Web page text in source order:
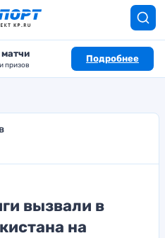
призов
Подробнее
вызвали в
на